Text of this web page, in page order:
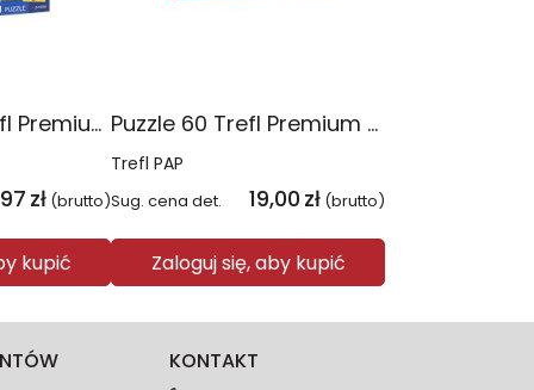
Puzzle 4x88 Trefl Premium Plus Kids Psia Straż Psi Patrol 34693
zł (brutto)
kupić
Puzzle 60 Trefl Premium Plus Kids Niesamowita przygoda Spidey Marvel 17429
Trefl PAP
Sug. cena det. 19,00 zł (brutto)
Zaloguj się, aby kupić
KONTAKT